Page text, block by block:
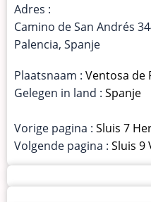
Adres :
Camino de San Andrés
Palencia, Spanje
Plaatsnaam : Ventosa de
Gelegen in land : Spanje
Vorige pagina : Sluis 7
Volgende pagina : Sluis 9